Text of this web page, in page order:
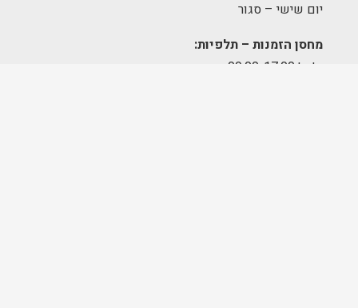
יום שישי – סגור
מחסן הזמנות – תלפיות:
א׳-ה׳ 09:00-17:00